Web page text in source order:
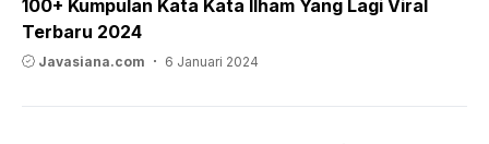
100+ Kumpulan Kata Kata Ilham Yang Lagi Viral
Terbaru 2024
Javasiana.com 6 Januari 2024